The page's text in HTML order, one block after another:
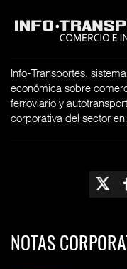
Info-Transportes,
económica sobre
ferroviario y
corporativa del sector
NOTAS